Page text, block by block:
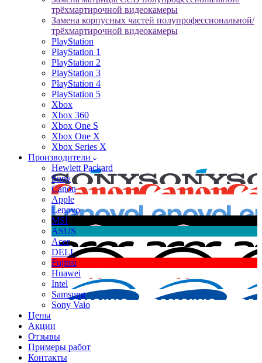
трёхмартирочной видеокамеры
Замена корпусных частей полупрофессиональной/
трёхмартирочной видеокамеры
PlayStation
PlayStation 1
PlayStation 2
PlayStation 3
PlayStation 4
PlayStation 5
Xbox
Xbox 360
Xbox One S
Xbox One X
Xbox Series X
Производители
Hewlett Packard
Sony
Canon
Apple
Lenovo
MSI
ASUS
Acer
DELL
Fujitsu
Huawei
Intel
Samsung
Sony Vaio
Цены
Акции
Отзывы
Примеры работ
Контакты